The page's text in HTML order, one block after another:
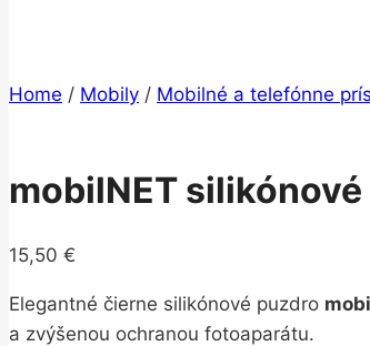
Home / Mobily / Mobilné a telefónne
mobilNET
15,50 €
Elegantné čierne silikónové puzdro
a zvýšenou ochranou fotoaparátu.